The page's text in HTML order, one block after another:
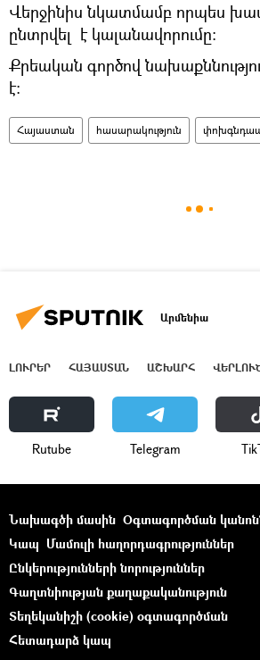
Վերջինիս նկատմամբ որպես
ընտրվել է կալանավորումը:
Քրեական գործով
է:
Հայաստան հասարակություն
Արմենիա
ԼՈՒՐԵՐ ՀԱՅԱՍՏԱՆ ԱՇԽԱՐՀ
Rutube Telegram
Նախագծի մասին Օգտագործման
Կապ Մամուլի հաղորդագրություններ
Ընկերությունների նորություններ
Գաղտնիության քաղաքականություն
Տեղեկանիշի (cookie) օգտագործման
Հետադարձ կապ